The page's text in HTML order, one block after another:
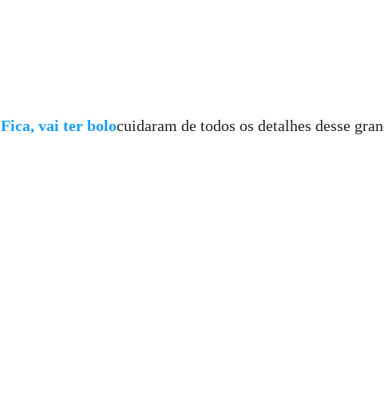
Fica, vai ter bolocuidaram de todos os detalhes desse